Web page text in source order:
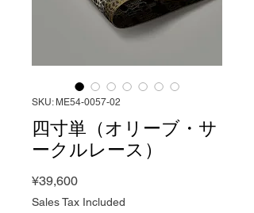
SKU: ME54-0057-02
四寸単（オリーブ・サ
ークルレース）
¥39,600Price
Sales Tax Included